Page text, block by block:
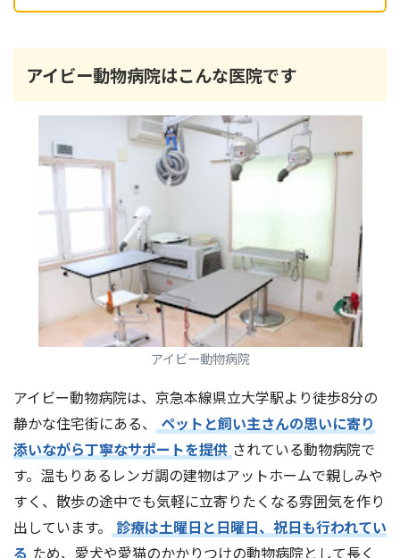
アイビー動物病院はこんな医院です
アイビー動物病院
アイビー動物病院は、京急本線県立大学駅より徒歩8分の
静かな住宅街にある、
ペットと飼い主さんの思いに寄り
添いながら丁寧なサポートを提供 されている動物病院で
す。温もりあるレンガ調の建物はアットホームで親しみや
すく、散歩の途中でも気軽に立寄りたくなる雰囲気を作り
出しています。
診療は土曜日と日曜日、祝日も行われてい
る ため、愛犬や愛猫のかかりつけの動物病院として長く